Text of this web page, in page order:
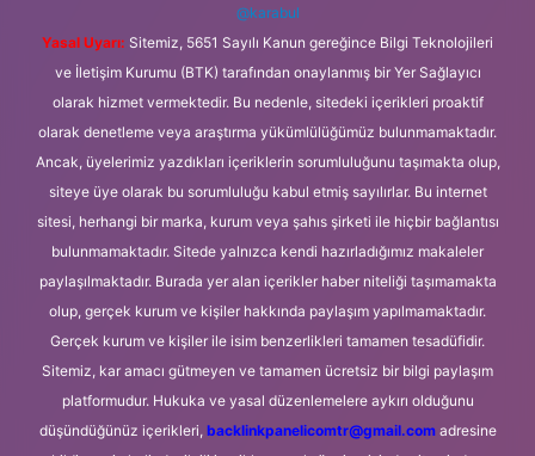
@karabul
Yasal Uyarı: Sitemiz, 5651 Sayılı Kanun gereğince Bilgi Teknolojileri
ve İletişim Kurumu (BTK) tarafından onaylanmış bir Yer Sağlayıcı
olarak hizmet vermektedir. Bu nedenle, sitedeki içerikleri proaktif
olarak denetleme veya araştırma yükümlülüğümüz bulunmamaktadır.
Ancak, üyelerimiz yazdıkları içeriklerin sorumluluğunu taşımakta olup,
siteye üye olarak bu sorumluluğu kabul etmiş sayılırlar. Bu internet
sitesi, herhangi bir marka, kurum veya şahıs şirketi ile hiçbir bağlantısı
bulunmamaktadır. Sitede yalnızca kendi hazırladığımız makaleler
paylaşılmaktadır. Burada yer alan içerikler haber niteliği taşımamakta
olup, gerçek kurum ve kişiler hakkında paylaşım yapılmamaktadır.
Gerçek kurum ve kişiler ile isim benzerlikleri tamamen tesadüfidir.
Sitemiz, kar amacı gütmeyen ve tamamen ücretsiz bir bilgi paylaşım
platformudur. Hukuka ve yasal düzenlemelere aykırı olduğunu
düşündüğünüz içerikleri, backlinkpanelicomtr@gmail.comadresine